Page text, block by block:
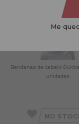
Bandanas de cabelo
unidades.
NO
Me